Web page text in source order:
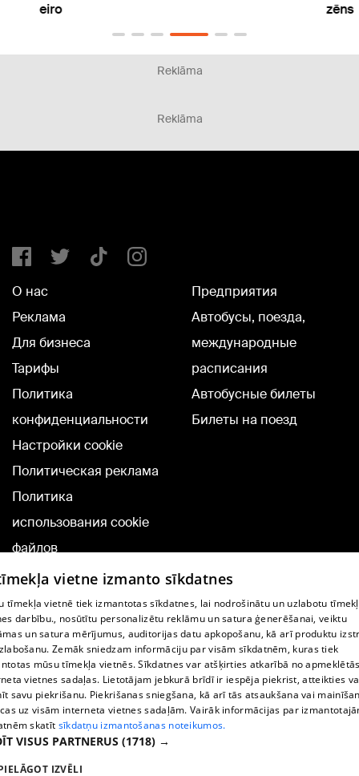
eiro
zēns
Reklāma
Reklāma
О нас
Реклама
Для бизнеса
Тарифы
Политика
конфиденциальности
Настройки cookie
Политическая реклама
Политика
использования cookie
файлов
Добавление
комментариев
Предприятия
Автобусы, поезда,
международные
расписания
Автобусные билеты
Билеты на поезд
TВ-программа
Условия договора
360 Ziņu kontakti
Helio Media
Служба помощи портала: э-почта -
vietne izmanto sīkdatnes
tīmekļa vietnē tiek izmantotas sīkdatnes, lai nodrošinātu un uzlabotu
darbību., nosūtītu personalizētu reklāmu un satura ģenerēšanai, veiktu
un satura mērījumus, auditorijas datu apkopošanu, kā arī produktu
Zemāk sniedzam informāciju par visām sīkdatnēm, kuras tiek
mūsu tīmekļa vietnēs. Sīkdatnes var atšķirties atkarībā no
vietnes sadaļas. Lietotājam jebkurā brīdī ir iespēja piekrist, atteikties
savu piekrišanu. Piekrišanas sniegšana, kā arī tās atsaukšana vai
uz visām interneta vietnes sadaļām. Vairāk informācijas par
skatīt sīkdatņu izmantošanas noteikumos.
VISUS PARTNERUS (1718) →
IZVĒLI